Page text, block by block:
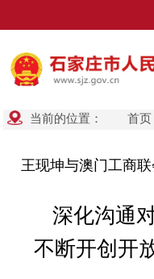
当前的位置： 首页
王现坤与澳门工商
深化沟通
不断开创开